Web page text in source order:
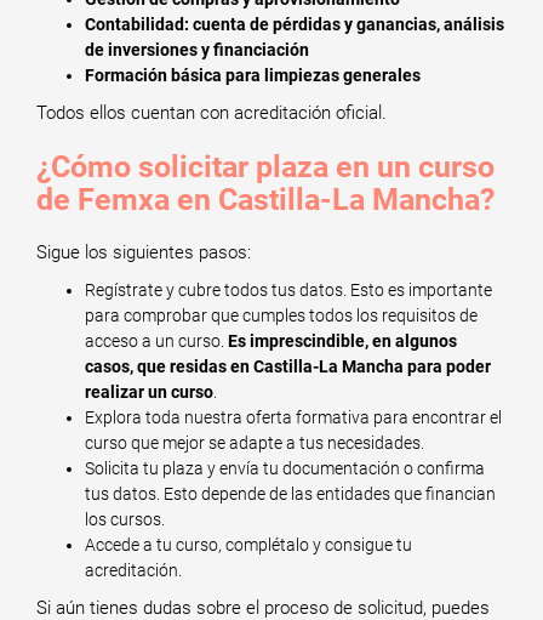
Contabilidad: cuenta de pérdidas y ganancias, análisis
de inversiones y financiación
Formación básica para limpiezas generales
Todos ellos cuentan con acreditación oficial.
¿Cómo solicitar plaza en un curso
de Femxa en Castilla-La Mancha?
Sigue los siguientes pasos:
Regístrate y cubre todos tus datos. Esto es importante
para comprobar que cumples todos los requisitos de
acceso a un curso. Es imprescindible, en algunos
casos, que residas en Castilla-La Mancha para poder
realizar un curso
Explora toda nuestra oferta formativa para encontrar el
curso que mejor se adapte a tus necesidades.
Solicita tu plaza y envía tu documentación o confirma
tus datos. Esto depende de las entidades que financian
los cursos.
Accede a tu curso, complétalo y consigue tu
acreditación.
Si aún tienes dudas sobre el proceso de solicitud, puedes